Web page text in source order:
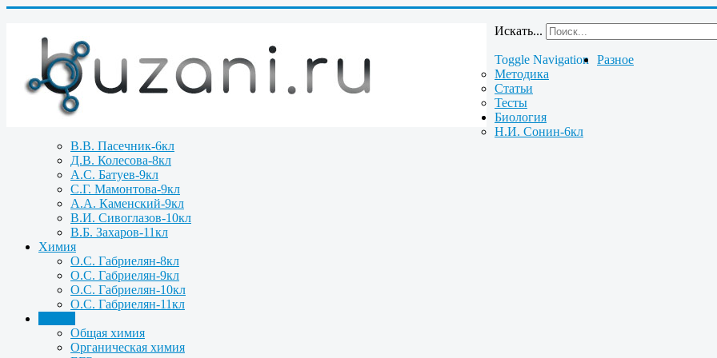
Искать...
Toggle Navigation
Разное
Методика
Статьи
Тесты
Биология
Н.И. Сонин-6кл
В.В. Пасечник-6кл
Д.В. Колесова-8кл
А.С. Батуев-9кл
С.Г. Мамонтова-9кл
А.А. Каменский-9кл
В.И. Сивоглазов-10кл
В.Б. Захаров-11кл
Химия
О.С. Габриелян-8кл
О.С. Габриелян-9кл
О.С. Габриелян-10кл
О.С. Габриелян-11кл
Общая химия
Органическая химия